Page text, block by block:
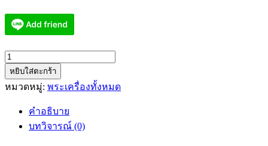
จำนวน
หลวง
ปู่
หยิบใส่ตะกร้า
หมวดหมู่: พระเครื่องทั้งหมด
คำอธิบาย
บทวิจารณ์ (0)